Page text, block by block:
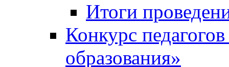
Итоги
Конкурс
образования»